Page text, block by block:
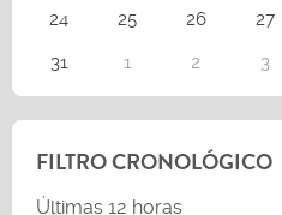
24
25 26 27
31
1 2 3
FILTRO CRONOLÓGICO
Últimas 12 horas